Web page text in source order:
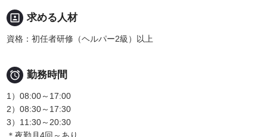
portrait 求める人材
資格：初任者研修（ヘルパー2級）以上
 勤務時間
1）08:00～17:00
2）08:30～17:30
3）11:30～20:30
＊夜勤月4回～あり